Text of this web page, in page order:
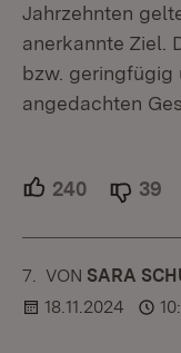
Jahrzehnten
anerkannte Ziel.
bzw.
angedachten
240 39
7. KOMMENTAR
VON :SARA
18.11.2024